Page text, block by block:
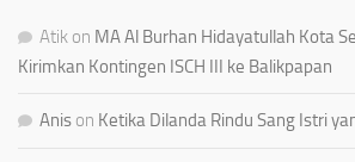
Atik on MA Al Burhan Hidayatullah Kota
Kirimkan Kontingen ISCH III ke Balikpapan
Anis on Ketika Dilanda Rindu Sang Istri